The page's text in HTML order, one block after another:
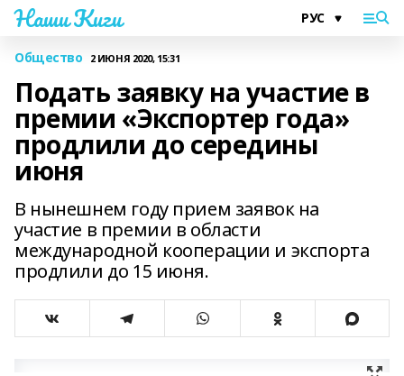
Наши Киги
Общество 2 ИЮНЯ 2020, 15:31
Подать заявку на участие в
премии «Экспортер года»
продлили до середины
июня
В нынешнем году прием заявок на
участие в премии в области
международной кооперации и экспорта
продлили до 15 июня.